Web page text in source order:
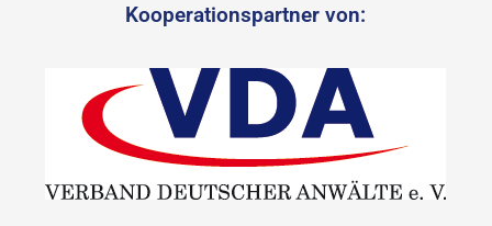
Kooperationspartner von: